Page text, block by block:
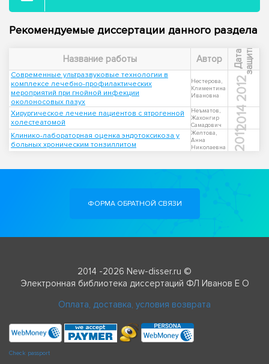
Рекомендуемые диссертации данного раздела
Название работы Автор Д
а
т
а
з
а
щ
и
т ы
Современные ультразвуковые технологии в
комплексе лечебно-профилактических
мероприятий при гнойной инфекции
околоносовых пазух
Нестерова,
Климентина
Ивановна
2012
Хирургическое лечение пациентов с ятрогенной
холестеатомой
Неъматов,
Жахонгир
Самадович
2014
Клинико-лабораторная оценка эндотоксикоза у
больных хроническим тонзиллитом
Желтова,
Анна
Николаевна
2011
ФОРМА ОБРАТНОЙ СВЯЗИ
2014 -2026 New-disser.ru ©
Электронная библиотека диссертаций ФЛ Иванов Е О
Оплата, доставка, условия возврата
Check passport